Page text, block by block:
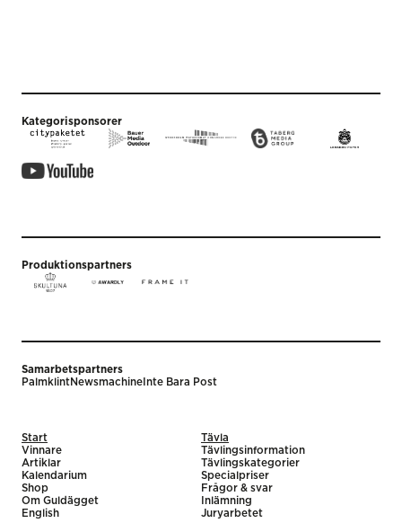
Kategorisponsorer
Produktionspartners
Samarbetspartners
PalmklintNewsmachine Inte Bara Post
Start
Vinnare
Artiklar
Kalendarium
Shop
Om Guldägget
English
Tävla
Tävlingsinformation
Tävlingskategorier
Specialpriser
Frågor & svar
Inlämning
Juryarbetet